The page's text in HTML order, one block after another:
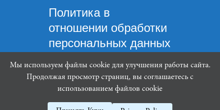
Политика в
отношении обработки
персональных данных
Мы используем файлы cookie для улучшения работы сайта.
Продолжая просмотр страниц, вы соглашаетесь с
использованием файлов cookie